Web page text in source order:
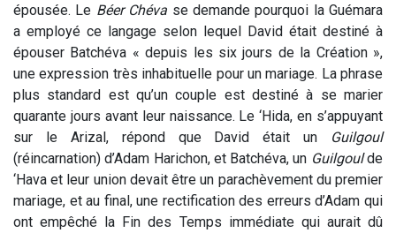
épousée. Le Béer Chéva se demande pourquoi la Guémara
a employé ce langage selon lequel David était destiné à
épouser Batchéva « depuis les six jours de la Création »,
une expression très inhabituelle pour un mariage. La phrase
plus standard est qu’un couple est destiné à se marier
quarante jours avant leur naissance. Le ‘Hida, en s’appuyant
sur le Arizal, répond que David était un
Guilgoul
(réincarnation) d’Adam Harichon, et Batchéva, un Guilgoulde
‘Hava et leur union devait être un parachèvement du premier
mariage, et au final, une rectification des erreurs d’Adam qui
ont empêché la Fin des Temps immédiate qui aurait dû